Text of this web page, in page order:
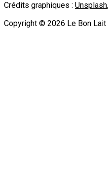
Crédits graphiques : Unsplash,
Copyright © 2026 Le Bon Lait